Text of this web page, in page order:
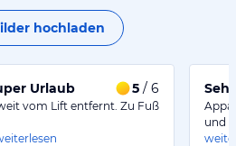
hochladen
Urlaub 5 / 6
vom Lift entfernt. Zu Fuß
und